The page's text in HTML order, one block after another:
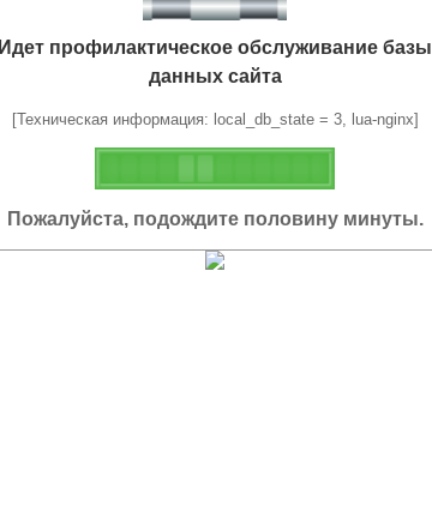
Идет профилактическое обслуживание базы
данных сайта
[Техническая информация: local_db_state = 3, lua-nginx]
Пожалуйста, подождите половину минуты.